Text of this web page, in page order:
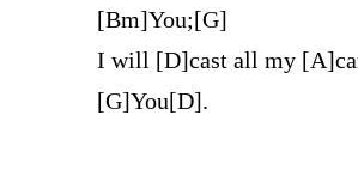
[Bm]You;[G]
I will [D]cast all my
[G]You[D].